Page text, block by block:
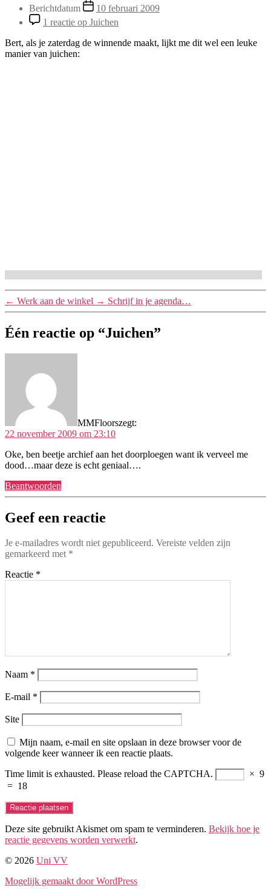
Berichtdatum
10 februari 2009
1 reactie op Juichen
Bert, als je zaterdag de winnende maakt, lijkt me dit wel een leuke
manier van juichen:
← Werk aan de winkel → Schrijf in je agenda…
Één reactie op “Juichen”
MMFloorszegt:
22 november 2009 om 23:10
Oke, ben beetje archief aan het doorploegen want ik verveel me
dood…maar deze is echt geniaal….
Beantwoorden
Geef een reactie
Je e-mailadres wordt niet gepubliceerd. Vereiste velden zijn
gemarkeerd met *
Reactie *
Naam *
E-mail *
Site
Mijn naam, e-mail en site opslaan in deze browser voor de
volgende keer wanneer ik een reactie plaats.
Time limit is exhausted. Please reload the CAPTCHA.
× 9
= 18
Deze site gebruikt Akismet om spam te verminderen. Bekijk hoe je
reactie gegevens worden verwerkt.
© 2026 Uni VV
Mogelijk gemaakt door WordPress